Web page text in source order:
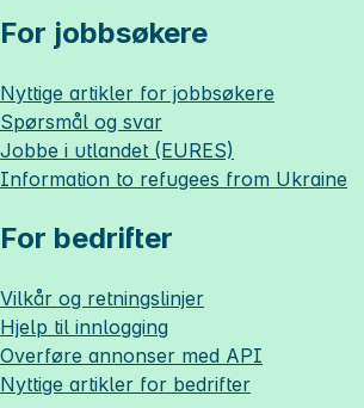
For jobbsøkere
Nyttige artikler for jobbsøkere
Spørsmål og svar
Jobbe i utlandet (EURES)
Information to refugees from Ukraine
For bedrifter
Vilkår og retningslinjer
Hjelp til innlogging
Overføre annonser med API
Nyttige artikler for bedrifter